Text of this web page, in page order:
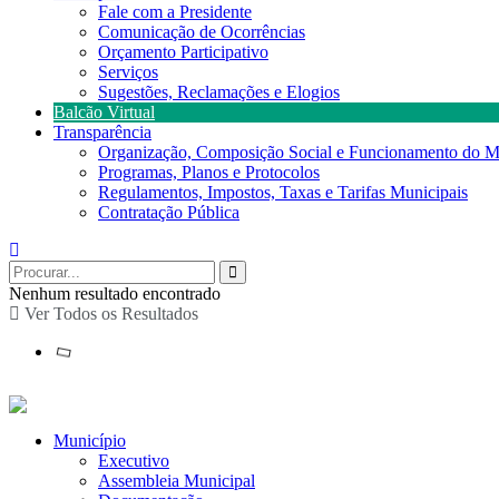
Fale com a Presidente
Comunicação de Ocorrências
Orçamento Participativo
Serviços
Sugestões, Reclamações e Elogios
Balcão Virtual
Transparência
Organização, Composição Social e Funcionamento do
Programas, Planos e Protocolos
Regulamentos, Impostos, Taxas e Tarifas Municipais
Contratação Pública
Nenhum resultado encontrado
Ver Todos os Resultados
Município
Executivo
Assembleia Municipal